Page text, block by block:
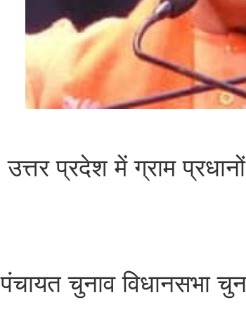
उत्तर प्रदेश में ग्राम
पंचायत चुनाव विधानसभा